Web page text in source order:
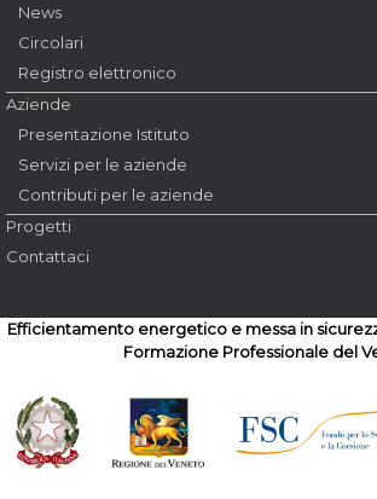
News
Circolari
Registro elettronico
Aziende
Presentazione Istituto
Servizi per le aziende
Contributi per le aziende
Progetti
Contattaci
Efficientamento energetico e messa in
Formazione Professionale del